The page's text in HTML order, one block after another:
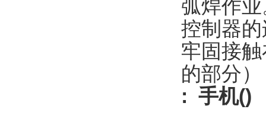
弧焊作
控制器
牢固接
的部分）
: 手机